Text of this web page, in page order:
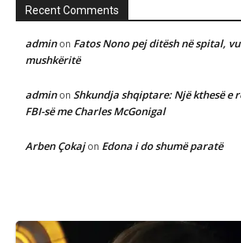
Recent Comments
adminon Fatos Nono pej ditësh në spital,
mushkëritë
adminon Shkundja shqiptare: Një kthesë e
FBI-së me Charles McGonigal
Arben Çokajon Edona i do shumë paratë